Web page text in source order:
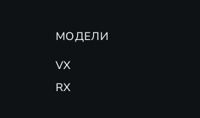
МОДЕЛИ
VX
RX